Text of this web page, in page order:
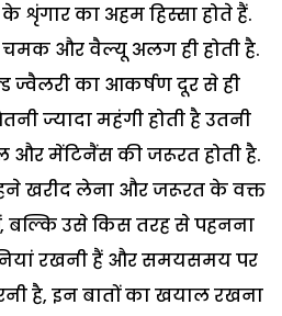
शृंगार का अहम हिस्सा होते हैं.
और वैल्यू अलग ही होती है.
ज्वैलरी का आकर्षण दूर से ही
ज्यादा महंगी होती है उतनी
और मेंटिनैंस की जरूरत होती है.
खरीद लेना और जरूरत के वक्त
बल्कि उसे किस तरह से पहनना
रखनी हैं और समयसमय पर
है, इन बातों का खयाल रखना